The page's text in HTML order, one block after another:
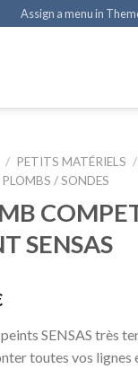
Assign a menu in
/ PETITS MATÉRIELS /
PLOMBS / SONDES
SENSAS
SENSAS très
toutes vos lignes